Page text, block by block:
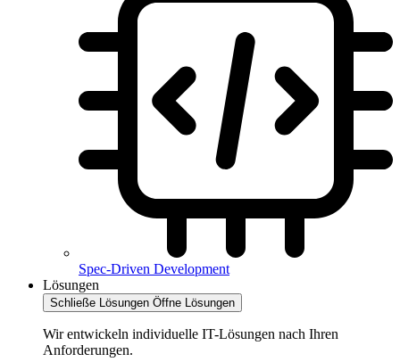
Spec-Driven Development
Lösungen
Schließe Lösungen Öffne Lösungen
Wir entwickeln individuelle IT-Lösungen nach Ihren
Anforderungen.